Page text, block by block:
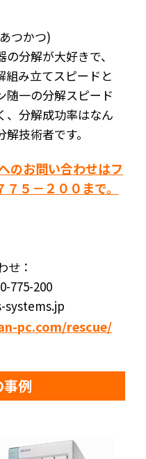
つかつ)
分解が大好きで、
組み立てスピードと
随一の分解スピード
、分解成功率はなん
技術者です。
のお問い合わせはフ
５－２００まで。
せ：
200
pc.com/rescue/
例